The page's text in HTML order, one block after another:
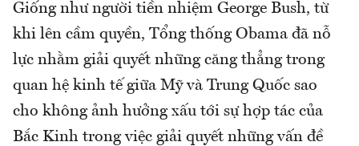
Giống như người tiền nhiệm George Bush, từ
khi lên cầm quyền, Tổng thống Obama đã nỗ
lực nhằm giải quyết những căng thẳng trong
quan hệ kinh tế giữa Mỹ và Trung Quốc sao
cho không ảnh hưởng xấu tới sự hợp tác của
Bắc Kinh trong việc giải quyết những vấn đề